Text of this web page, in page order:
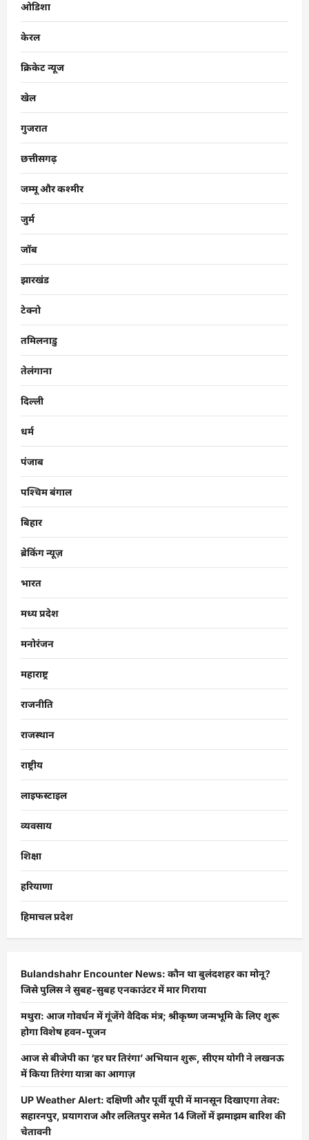
ओडिशा
केरल
क्रिकेट न्यूज
खेल
गुजरात
छत्तीसगढ़
जम्मू और कश्मीर
जुर्म
जॉब
झारखंड
टेक्नो
तमिलनाडु
तेलंगाना
दिल्ली
धर्म
पंजाब
पश्चिम बंगाल
बिहार
ब्रेकिंग न्यूज़
भारत
मध्य प्रदेश
मनोरंजन
महाराष्ट्र
राजनीति
राजस्थान
राष्ट्रीय
लाइफस्टाइल
व्यवसाय
शिक्षा
हरियाणा
हिमाचल प्रदेश
Bulandshahr Encounter News: कौन था बुलंदशहर का मोनू?
जिसे पुलिस ने सुबह-सुबह एनकाउंटर में मार गिराया
मथुरा: आज गोवर्धन में गूंजेंगे वैदिक मंत्र; श्रीकृष्ण जन्मभूमि के लिए शुरू
होगा विशेष हवन-पूजन
आज से बीजेपी का ‘हर घर तिरंगा’ अभियान शुरू, सीएम योगी ने लखनऊ
में किया तिरंगा यात्रा का आगाज़
UP Weather Alert: दक्षिणी और पूर्वी यूपी में मानसून दिखाएगा तेवर:
सहारनपुर, प्रयागराज और ललितपुर समेत 14 जिलों में झमाझम बारिश की
चेतावनी